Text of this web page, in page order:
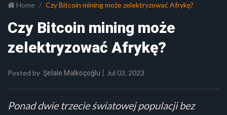
Home Czy Bitcoin mining może zelektryzować Afrykę?
Czy Bitcoin mining może
zelektryzować Afrykę?
Posted by Şelale Malkoçoğlu Jul 03, 2023
Ponad dwie trzecie światowej populacji bez